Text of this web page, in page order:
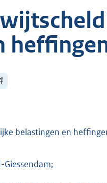
belastingen en